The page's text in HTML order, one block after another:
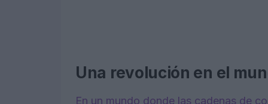
Una revolución en el
En un mundo donde las cadenas de